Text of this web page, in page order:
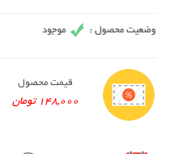
قیمت محصول
148,000 تومان